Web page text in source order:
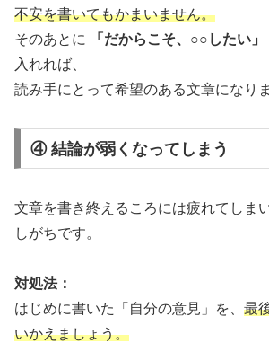
不安を書いてもかまいません。
そのあとに
「だからこそ、○○したい」
入れれば、
読み手にとって希望のある文章になりま
④ 結論が弱くなってしまう
文章を書き終えるころには疲れてしま
しがちです。
対処法：
はじめに書いた「自分の意見」を、 最
いかえましょう。